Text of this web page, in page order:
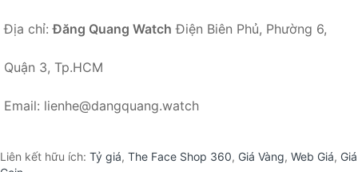
Địa chỉ:Đăng Quang Watch Điện Biên Phủ, Phường 6,
Quận 3, Tp.HCM
Email: lienhe@dangquang.watch
Liên kết hữu ích: Tỷ giá, The Face Shop 360, Giá Vàng, Web Giá, Giá